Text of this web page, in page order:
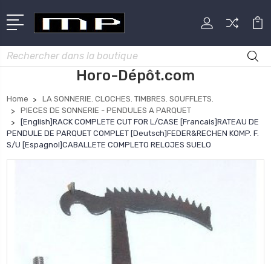
Rechercher
Horo-Dépôt.com
Home
LA SONNERIE. CLOCHES. TIMBRES. SOUFFLETS.
PIECES DE SONNERIE - PENDULES A PARQUET
[English]RACK COMPLETE CUT FOR L/CASE [Francais]RATEAU DE
PENDULE DE PARQUET COMPLET [Deutsch]FEDER&RECHEN KOMP. F.
S/U [Espagnol]CABALLETE COMPLETO RELOJES SUELO